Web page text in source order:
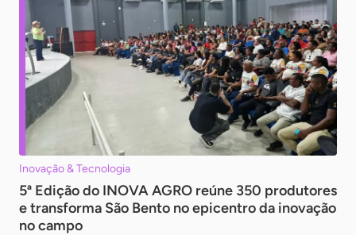
Inovação & Tecnologia
5ª Edição do INOVA AGRO reúne 350 produtores
e transforma São Bento no epicentro da inovação
no campo